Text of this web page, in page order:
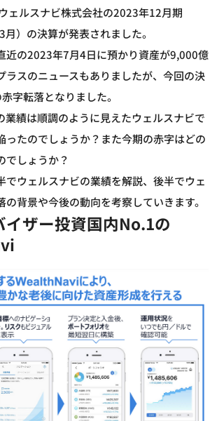
ェルスナビ株式会社の2023年12月期
）の決算が発表されました。
近の2023年7月4日に預かり資産が9,000億
ラスのニュースもありましたが、今回の決
字転落となりました。
業績は順調のように見えたウェルスナビで
ったのでしょうか？また今期の赤字はどの
でしょうか？
でウェルスナビの業績を解説、後半でウェ
背景や今後の動向を考察していきます。
イザー投資国内No.1の